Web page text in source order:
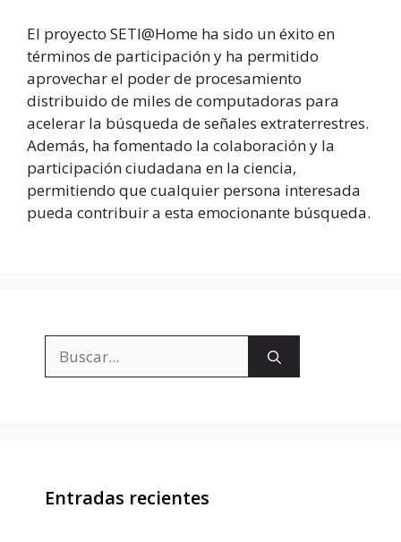
El proyecto SETI@Home ha sido un éxito en
términos de participación y ha permitido
aprovechar el poder de procesamiento
distribuido de miles de computadoras para
acelerar la búsqueda de señales extraterrestres.
Además, ha fomentado la colaboración y la
participación ciudadana en la ciencia,
permitiendo que cualquier persona interesada
pueda contribuir a esta emocionante búsqueda.
Entradas recientes